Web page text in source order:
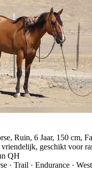
Ruin, 6 Jaar, 150 cm,
geschikt voor
QH
· Trail · Endurance ·